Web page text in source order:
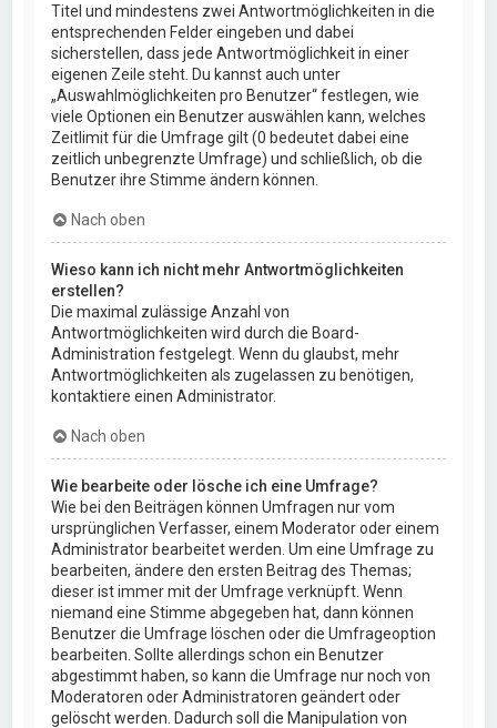
Titel und mindestens zwei Antwortmöglichkeiten in die
entsprechenden Felder eingeben und dabei
sicherstellen, dass jede Antwortmöglichkeit in einer
eigenen Zeile steht. Du kannst auch unter
„Auswahlmöglichkeiten pro Benutzer“ festlegen, wie
viele Optionen ein Benutzer auswählen kann, welches
Zeitlimit für die Umfrage gilt (0 bedeutet dabei eine
zeitlich unbegrenzte Umfrage) und schließlich, ob die
Benutzer ihre Stimme ändern können.
Nach oben
Wieso kann ich nicht mehr Antwortmöglichkeiten
erstellen?
Die maximal zulässige Anzahl von
Antwortmöglichkeiten wird durch die Board-
Administration festgelegt. Wenn du glaubst, mehr
Antwortmöglichkeiten als zugelassen zu benötigen,
kontaktiere einen Administrator.
Nach oben
Wie bearbeite oder lösche ich eine Umfrage?
Wie bei den Beiträgen können Umfragen nur vom
ursprünglichen Verfasser, einem Moderator oder einem
Administrator bearbeitet werden. Um eine Umfrage zu
bearbeiten, ändere den ersten Beitrag des Themas;
dieser ist immer mit der Umfrage verknüpft. Wenn
niemand eine Stimme abgegeben hat, dann können
Benutzer die Umfrage löschen oder die Umfrageoption
bearbeiten. Sollte allerdings schon ein Benutzer
abgestimmt haben, so kann die Umfrage nur noch von
Moderatoren oder Administratoren geändert oder
gelöscht werden. Dadurch soll die Manipulation von